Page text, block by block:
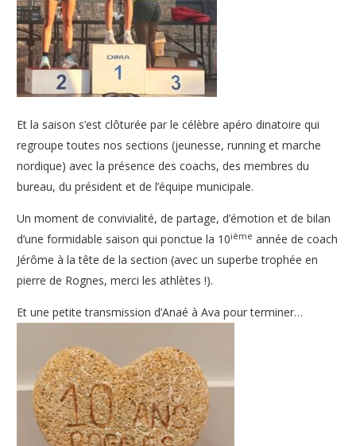
Et la saison s’est clôturée par le célèbre apéro dinatoire qui
regroupe toutes nos sections (jeunesse, running et marche
nordique) avec la présence des coachs, des membres du
bureau, du président et de l’équipe municipale.
Un moment de convivialité, de partage, d’émotion et de bilan
d’une formidable saison qui ponctue la 10ième année de coach
Jérôme à la tête de la section (avec un superbe trophée en
pierre de Rognes, merci les athlètes !).
Et une petite transmission d’Anaé à Ava pour terminer…